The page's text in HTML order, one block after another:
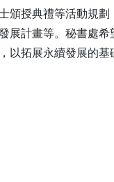
頒授典禮等活動規
展計畫等。秘書處
拓展永續發展的基